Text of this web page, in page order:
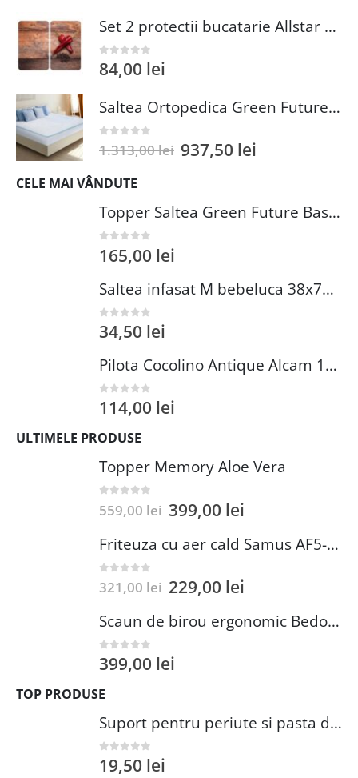
Set 2 protectii bucatarie Allstar Pepper 30x52 cm sticla termorezistenta multicolor igienica si rezistenta la impact si zgarieturi
0 out of 5
84,00 lei
Saltea Ortopedica Green Future Blue Line 160x200 cm cu Spuma Poliuretanica si Husa din Poliester
out of 5
1.313,00lei 937,50 lei
CELE MAI VÂNDUTE
Topper Saltea Green Future Basic Confort 80x190 cm Spuma Poliuretanica Elastica Husa PES 100%
0 out of 5
165,00 lei
Saltea infasat M bebeluca 38x70 cm spuma PVC lavabila pentru confort si siguranta bebelusului
0out of 5
34,50 lei
Pilota Cocolino Antique Alcam 140x200 cm din Microfibra si Fleece pentru Confort Premium
0 out of 5
114,00 lei
ULTIMELE PRODUSE
Topper Memory Aloe Vera
559,00lei 399,00 lei
Friteuza cu aer cald Samus AF5-S1400DW
321,00lei 229,00 lei
Scaun de birou ergonomic Bedora Lotte, Mesh, Negru/Rosu
0out of 5
399,00 lei
TOP PRODUSE
Suport pentru periute si pasta de dinti Wenko Brasil Petrol 7.3 x 10.3 cm plastic verde inchis
0 out of 5
19,50 lei